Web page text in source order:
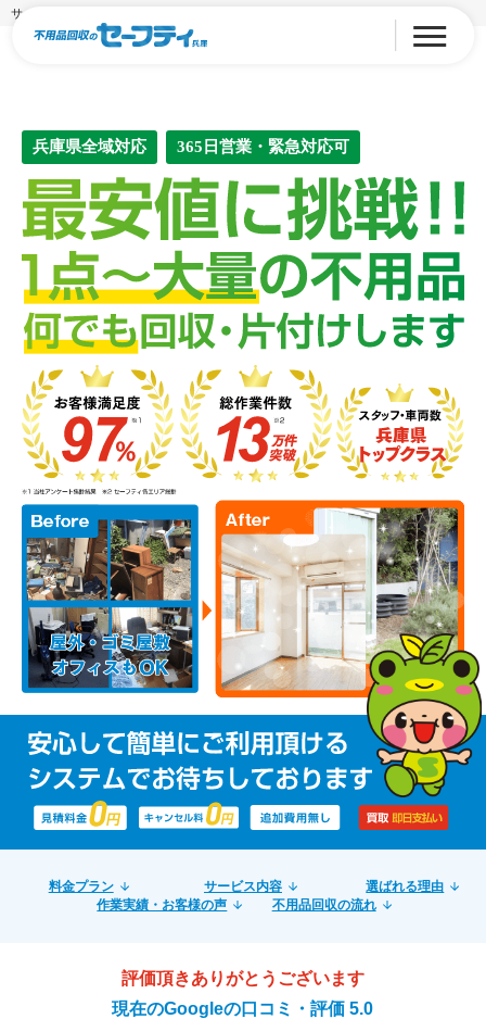
サービス別エリア
兵庫県全域対応 365日営業・緊急対応可
料金プラン サービス内容
選ばれる理由
作業実績・お客様の声
不用品回収の流れ
評価頂きありがとうございます
現在のGoogleの口コミ・評価 5.0